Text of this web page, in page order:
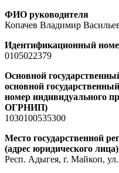
ФИО руководителя
Копачев Владимир
Идентификационный
0105022379
Основной
основной
номер индивидуального
ОГРНИП)
1030100535300
Место государственной
(адрес юридического лица)
Респ. Адыгея, г. Майкоп,